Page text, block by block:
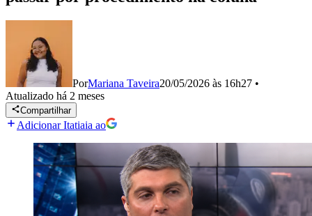
PorMariana Taveira20/05/2026 às 16h27 •
Atualizado há 2 meses
Compartilhar
Adicionar Itatiaia ao